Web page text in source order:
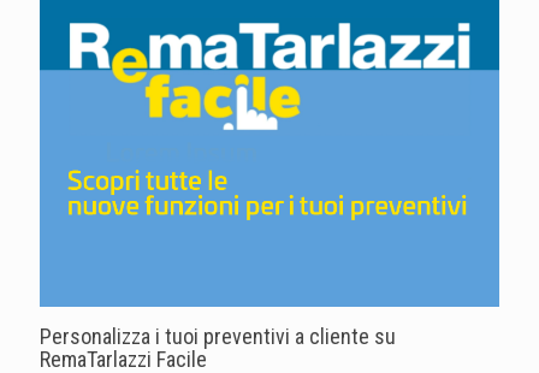
Personalizza i tuoi preventivi a cliente su
RemaTarlazzi Facile